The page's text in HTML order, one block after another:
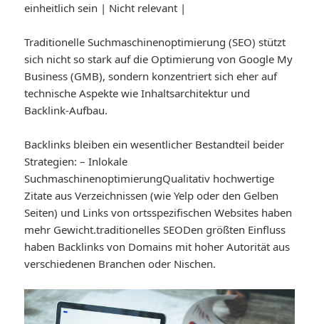
einheitlich sein | Nicht relevant |
Traditionelle Suchmaschinenoptimierung (SEO) stützt
sich nicht so stark auf die Optimierung von Google My
Business (GMB), sondern konzentriert sich eher auf
technische Aspekte wie Inhaltsarchitektur und
Backlink-Aufbau.
Backlinks bleiben ein wesentlicher Bestandteil beider
Strategien: – Inlokale
SuchmaschinenoptimierungQualitativ hochwertige
Zitate aus Verzeichnissen (wie Yelp oder den Gelben
Seiten) und Links von ortsspezifischen Websites haben
mehr Gewicht.traditionelles SEODen größten Einfluss
haben Backlinks von Domains mit hoher Autorität aus
verschiedenen Branchen oder Nischen.